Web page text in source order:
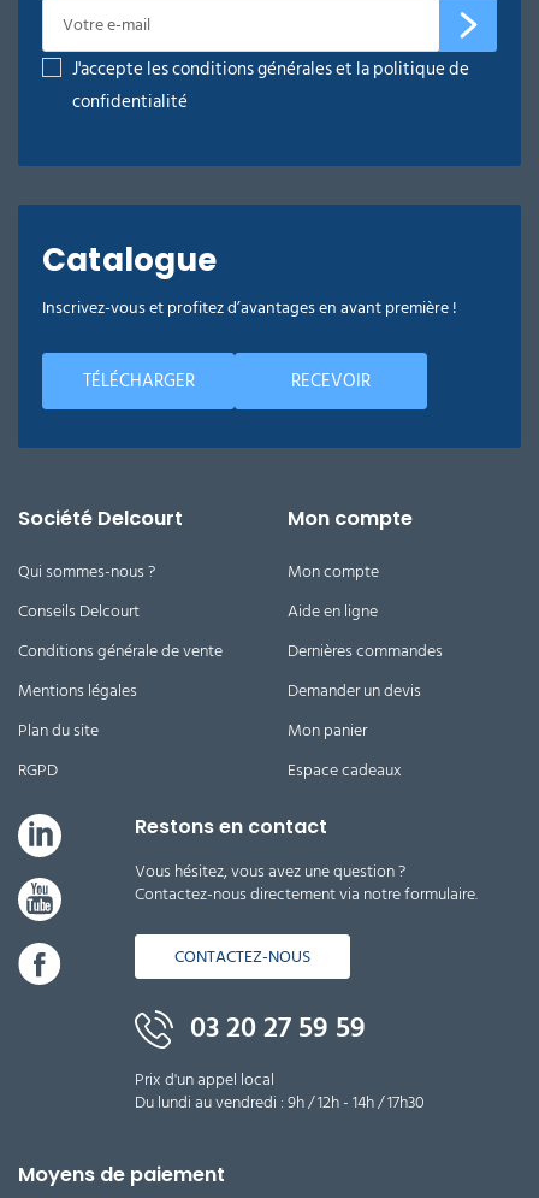
J'accepte les conditions générales et la politique de
confidentialité
Catalogue
Inscrivez-vous et profitez d’avantages en avant première !
TÉLÉCHARGER RECEVOIR
Société Delcourt
Qui sommes-nous ?
Conseils Delcourt
Conditions générale de vente
Mentions légales
Plan du site
RGPD
Mon compte
Mon compte
Aide en ligne
Dernières commandes
Demander un devis
Mon panier
Espace cadeaux
Restons en contact
Vous hésitez, vous avez une question ?
Contactez-nous directement via notre formulaire.
CONTACTEZ-NOUS
03 20 27 59 59
Prix d'un appel local
Du lundi au vendredi : 9h / 12h - 14h / 17h30
Moyens de paiement